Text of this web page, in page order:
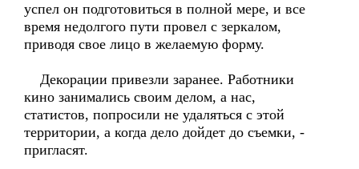
успел он подготовиться в полной мере, и все
время недолгого пути провел с зеркалом,
приводя свое лицо в желаемую форму.
Декорации привезли заранее. Работники
кино занимались своим делом, а нас,
статистов, попросили не удаляться с этой
территории, а когда дело дойдет до съемки, -
пригласят.